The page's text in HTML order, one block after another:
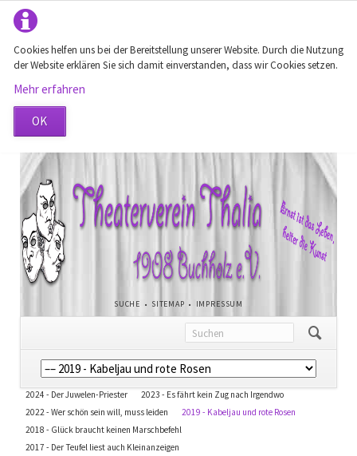
Cookies helfen uns bei der Bereitstellung unserer Website. Durch die Nutzung
der Website erklären Sie sich damit einverstanden, dass wir Cookies setzen.
Mehr erfahren
OK
NAVIGATION
ÜBERSPRINGEN
SUCHE SITEMAP IMPRESSUM
Navigation
überspringen
Navigation
überspringen
2024 - Der Juwelen-Priester
2023 - Es fährt kein Zug nach Irgendwo
2022 - Wer schön sein will, muss leiden
2019 - Kabeljau und rote Rosen
2018 - Glück braucht keinen Marschbefehl
2017 - Der Teufel liest auch Kleinanzeigen